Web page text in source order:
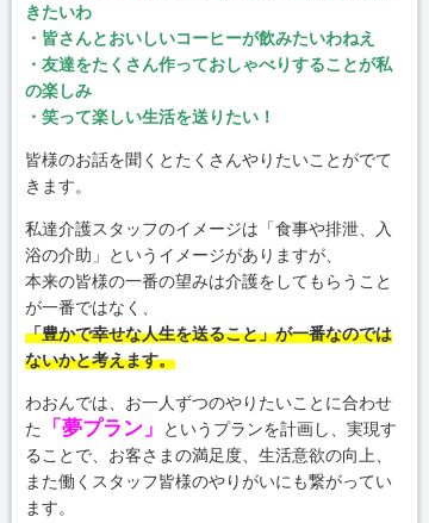
きたいわ
・皆さんとおいしいコーヒーが飲みたいわねえ
・友達をたくさん作っておしゃべりすることが私
の楽しみ
・笑って楽しい生活を送りたい！
皆様のお話を聞くとたくさんやりたいことがでて
きます。
私達介護スタッフのイメージは「食事や排泄、入
浴の介助」というイメージがありますが、
本来の皆様の一番の望みは介護をしてもらうこと
が一番ではなく、
「豊かで幸せな人生を送ること」が一番なのでは
ないかと考えます。
わおんでは、お一人ずつのやりたいことに合わせ
た
「夢プラン」
というプランを計画し、実現す
ることで、お客さまの満足度、生活意欲の向上、
また働くスタッフ皆様のやりがいにも繋がってい
ます。